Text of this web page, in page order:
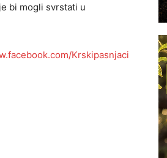
bi mogli svrstati u
Krskipasnjaci